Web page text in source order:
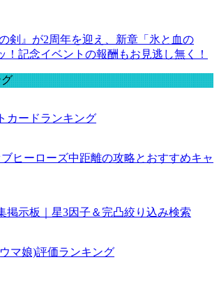
剣』が2周年を迎え、新章「氷と血の
！記念イベントの報酬もお見逃し無く！
カードランキング
ヒーローズ中距離の攻略とおすすめキャ
掲示板｜星3因子＆完凸絞り込み検索
マ娘)評価ランキング